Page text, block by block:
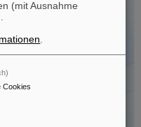
(mit Ausnahme
Cookies